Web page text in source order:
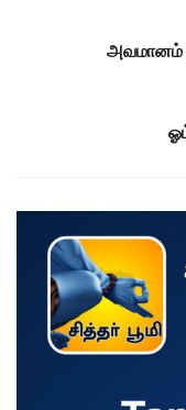
அவமானம்